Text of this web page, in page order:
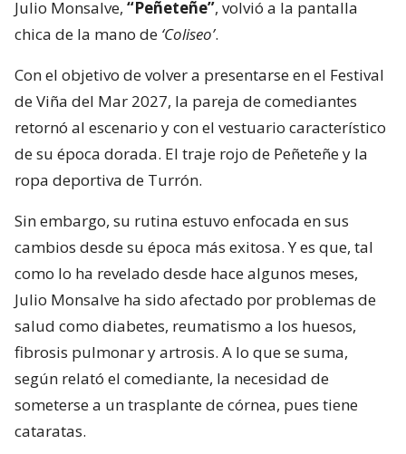
Julio Monsalve, “Peñeteñe”, volvió a la pantalla
chica de la mano de ‘Coliseo’.
Con el objetivo de volver a presentarse en el Festival
de Viña del Mar 2027, la pareja de comediantes
retornó al escenario y con el vestuario característico
de su época dorada. El traje rojo de Peñeteñe y la
ropa deportiva de Turrón.
Sin embargo, su rutina estuvo enfocada en sus
cambios desde su época más exitosa. Y es que, tal
como lo ha revelado desde hace algunos meses,
Julio Monsalve ha sido afectado por problemas de
salud como diabetes, reumatismo a los huesos,
fibrosis pulmonar y artrosis. A lo que se suma,
según relató el comediante, la necesidad de
someterse a un trasplante de córnea, pues tiene
cataratas.